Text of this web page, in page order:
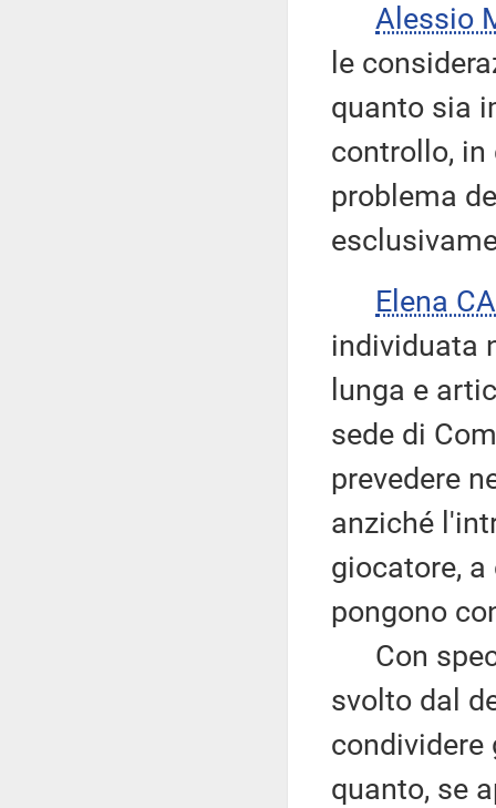
Alessio
le
quanto sia
controllo, in
problema
Elena
individuata
lunga e
sede di
prevedere
anziché
giocatore,
pongono
Con
svolto dal
quanto, se